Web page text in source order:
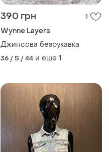
390 грн 1
Wynne Layers
Джинсова безрукавка
36 / S / 44 и еще 1